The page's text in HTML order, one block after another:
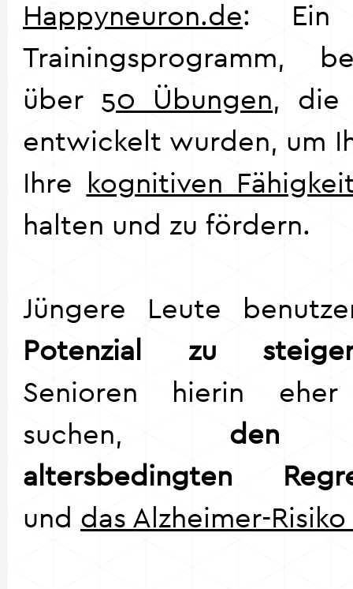
Happyneuron.de: Ein
Trainingsprogramm,
über 50 Übungen,
entwickelt wurden, um
Ihre kognitiven
halten und zu fördern.
Jüngere Leute
Potenzial zu
Senioren hierin
suchen, den
altersbedingten
und das Alzheimer-